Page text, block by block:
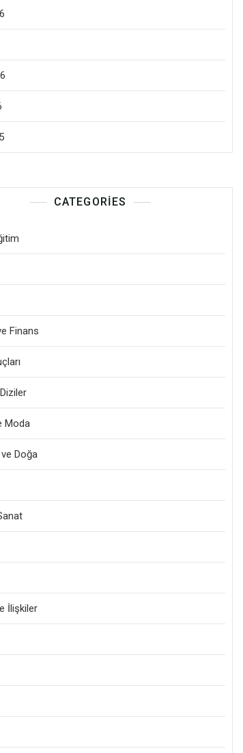
CATEGORIES
Finans
Moda
Doğa
İlişkiler